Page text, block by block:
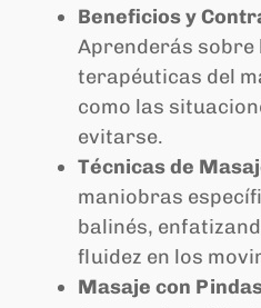
Beneficios y
Aprenderás sobre
terapéuticas del
como las
evitarse.
Técnicas de
maniobras
balinés,
fluidez en los
Masaje con